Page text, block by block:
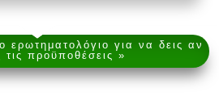
για να δεις αν
τις προϋποθέσεις »